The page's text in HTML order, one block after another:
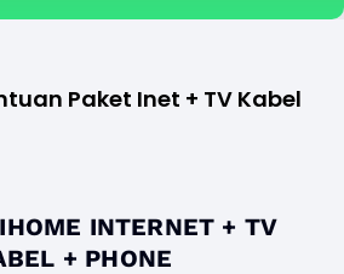
Paket Inet + TV Kabel
INTERNET + TV
+ PHONE